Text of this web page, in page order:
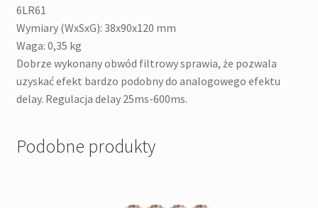
6LR61
Wymiary (WxSxG): 38x90x120 mm
Waga: 0,35 kg
Dobrze wykonany obwód filtrowy sprawia, że pozwala
uzyskać efekt bardzo podobny do analogowego efektu
delay. Regulacja delay 25ms-600ms.
Podobne produkty